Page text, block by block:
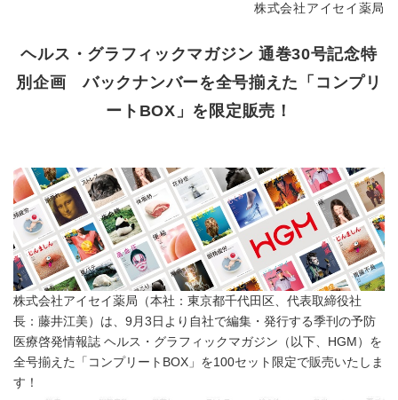
株式会社アイセイ薬局
ヘルス・グラフィックマガジン 通巻30号記念特
別企画 バックナンバーを全号揃えた「コンプリ
ートBOX」を限定販売！
株式会社アイセイ薬局（本社：東京都千代田区、代表取締役社
長：藤井江美）は、9月3日より自社で編集・発行する季刊の予防
医療啓発情報誌 ヘルス・グラフィックマガジン（以下、HGM）を
全号揃えた「コンプリートBOX」を100セット限定で販売いたしま
す！